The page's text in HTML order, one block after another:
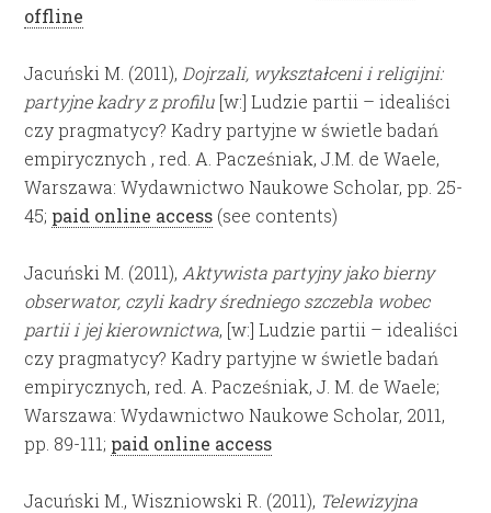
offline
Jacuński M. (2011), Dojrzali, wykształceni i religijni:
partyjne kadry z profilu [w:] Ludzie partii – idealiści
czy pragmatycy? Kadry partyjne w świetle badań
empirycznych , red. A. Pacześniak, J.M. de Waele,
Warszawa: Wydawnictwo Naukowe Scholar, pp. 25-
45; paid online access (see contents)
Jacuński M. (2011), Aktywista partyjny jako bierny
obserwator, czyli kadry średniego szczebla wobec
partii i jej kierownictwa, [w:] Ludzie partii – idealiści
czy pragmatycy? Kadry partyjne w świetle badań
empirycznych, red. A. Pacześniak, J. M. de Waele;
Warszawa: Wydawnictwo Naukowe Scholar, 2011,
pp. 89-111; paid online access
Jacuński M., Wiszniowski R. (2011), Telewizyjna